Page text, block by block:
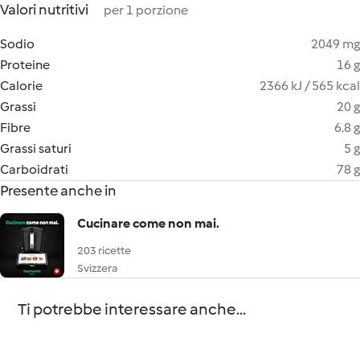
Valori nutritivi per 1 porzione
Sodio
2049 mg
Proteine
16 g
Calorie
2366 kJ / 565 kcal
Grassi
20 g
Fibre
6.8 g
Grassi saturi
5 g
Carboidrati
78 g
Presente anche in
Cucinare come non mai.
203 ricette
Svizzera
Ti potrebbe interessare anche...